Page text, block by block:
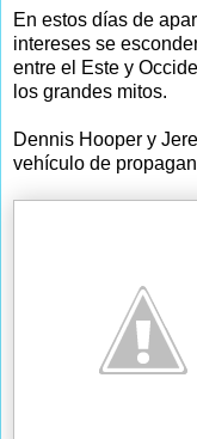
En estos días de
intereses se
entre el Este y
los grandes mitos.
Dennis Hooper y
vehículo de